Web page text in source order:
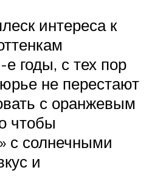
интереса к
годы, с тех пор
не перестают
с оранжевым
чтобы
с солнечными
и